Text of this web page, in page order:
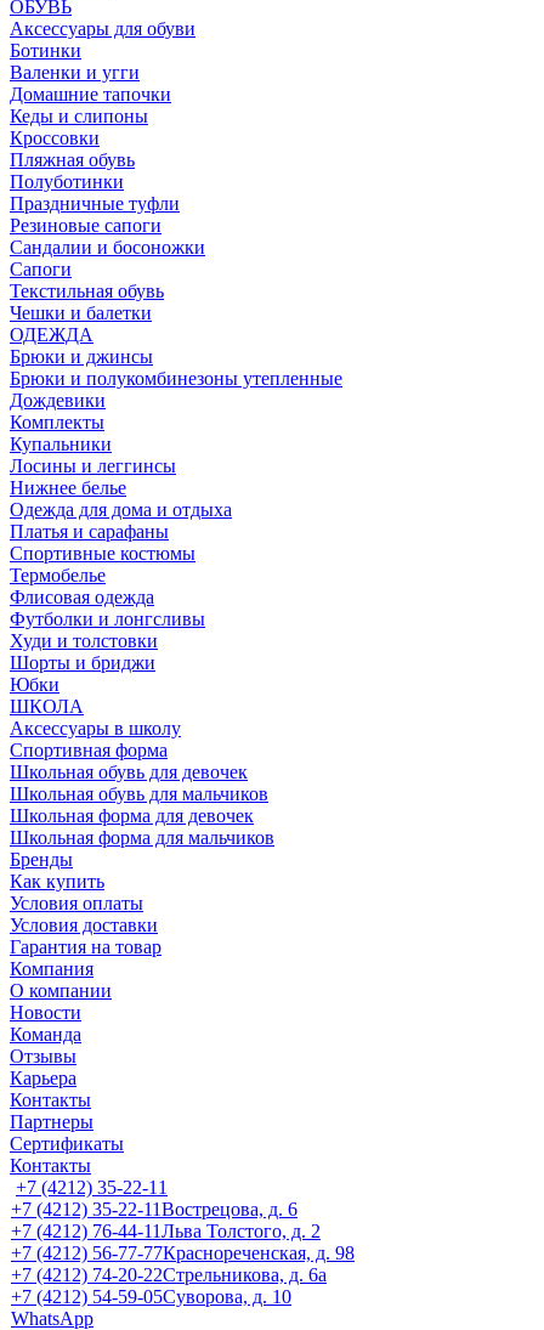
ОБУВЬ
Аксессуары для обуви
Ботинки
Валенки и угги
Домашние тапочки
Кеды и слипоны
Кроссовки
Пляжная обувь
Полуботинки
Праздничные туфли
Резиновые сапоги
Сандалии и босоножки
Сапоги
Текстильная обувь
Чешки и балетки
ОДЕЖДА
Брюки и джинсы
Брюки и полукомбинезоны утепленные
Дождевики
Комплекты
Купальники
Лосины и леггинсы
Нижнее белье
Одежда для дома и отдыха
Платья и сарафаны
Спортивные костюмы
Термобелье
Флисовая одежда
Футболки и лонгсливы
Худи и толстовки
Шорты и бриджи
Юбки
ШКОЛА
Аксессуары в школу
Спортивная форма
Школьная обувь для девочек
Школьная обувь для мальчиков
Школьная форма для девочек
Школьная форма для мальчиков
Бренды
Как купить
Условия оплаты
Условия доставки
Гарантия на товар
Компания
О компании
Новости
Команда
Отзывы
Карьера
Контакты
Партнеры
Сертификаты
Контакты
+7 (4212) 35-22-11
+7 (4212) 35-22-11Вострецова, д. 6
+7 (4212) 76-44-11Льва Толстого, д. 2
+7 (4212) 56-77-77Краснореченская, д. 98
+7 (4212) 74-20-22Стрельникова, д. 6а
+7 (4212) 54-59-05Суворова, д. 10
WhatsApp